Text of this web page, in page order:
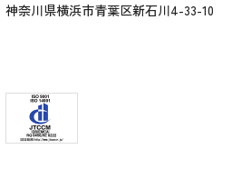
神奈川県横浜市青葉区新石川4-33-10